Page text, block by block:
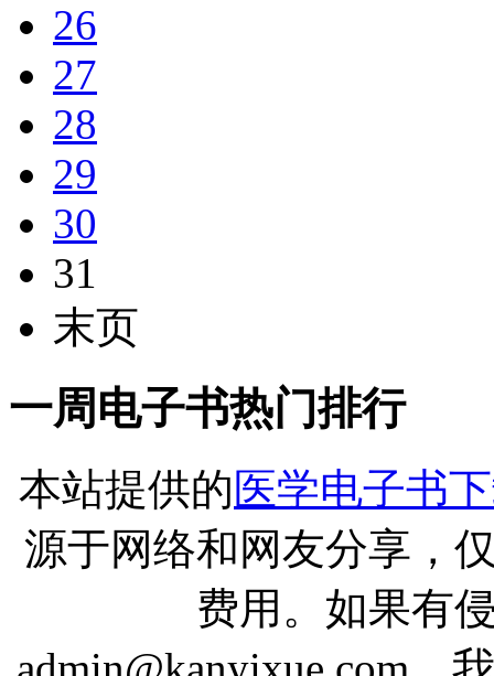
26
27
28
29
30
31
末页
一周电子书热门排行
本站提供的医学电子书
源于网络和网友分享，
费用。如果有